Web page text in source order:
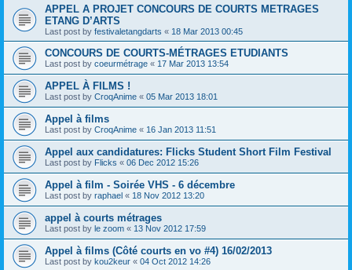
APPEL A PROJET CONCOURS DE COURTS METRAGES
ETANG D’ARTS
Last post by festivaletangdarts « 18 Mar 2013 00:45
CONCOURS DE COURTS-MÉTRAGES ETUDIANTS
Last post by coeurmétrage « 17 Mar 2013 13:54
APPEL À FILMS !
Last post by CroqAnime « 05 Mar 2013 18:01
Appel à films
Last post by CroqAnime « 16 Jan 2013 11:51
Appel aux candidatures: Flicks Student Short Film Festival
Last post by Flicks « 06 Dec 2012 15:26
Appel à film - Soirée VHS - 6 décembre
Last post by raphael « 18 Nov 2012 13:20
appel à courts métrages
Last post by le zoom « 13 Nov 2012 17:59
Appel à films (Côté courts en vo #4) 16/02/2013
Last post by kou2keur « 04 Oct 2012 14:26